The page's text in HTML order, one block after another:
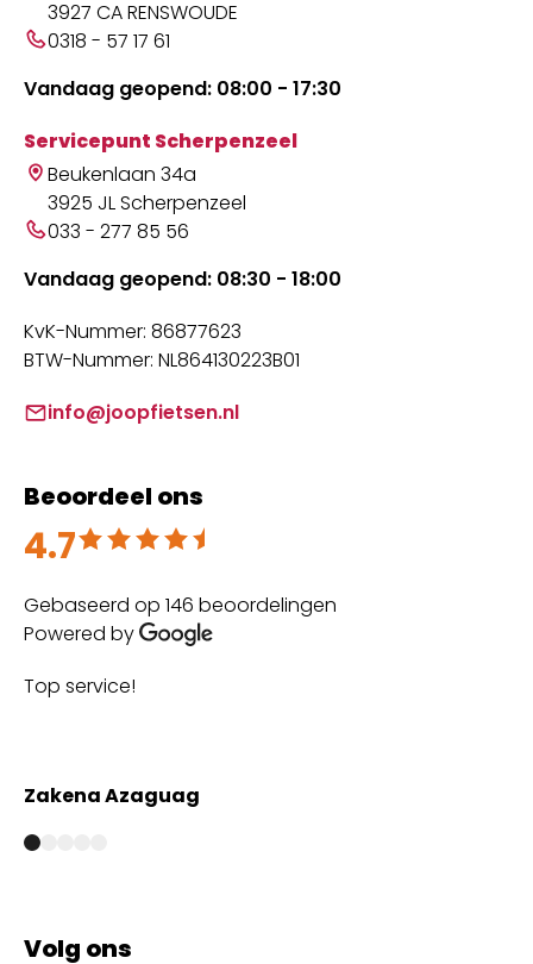
3927 CA RENSWOUDE
0318 - 57 17 61
Vandaag geopend: 08:00 - 17:30
Servicepunt Scherpenzeel
Beukenlaan 34a
3925 JL Scherpenzeel
033 - 277 85 56
Vandaag geopend: 08:30 - 18:00
KvK-Nummer: 86877623
BTW-Nummer: NL864130223B01
info@joopfietsen.nl
Beoordeel ons
4.7
Beoordeeld met 4.7 uit 5
Gebaseerd op 146 beoordelingen
Powered by
Top service!
Zakena Azaguag
Volg ons